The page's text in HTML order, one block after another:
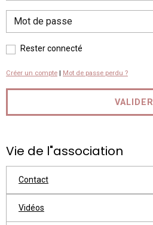
Rester connecté
Créer un compte Mot de passe perdu ?
VALIDER
Vie de l"association
Contact
Vidéos